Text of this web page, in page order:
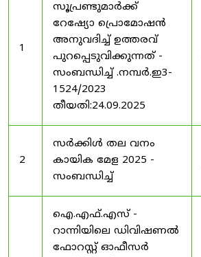
1
സൂപ്രണ്ടുമാർക്ക്
റേഷ്യോ പ്രൊമോഷൻ
അനുവദിച്ച് ഉത്തരവ്
പുറപ്പെടുവിക്കുന്നത് -
സംബന്ധിച്ച് .നമ്പർ.ഇ3-
1524/2023
തീയതി:24.09.2025
2
സർക്കിൾ തല വനം
കായിക മേള 2025 -
സംബന്ധിച്ച്
ഐ.എഫ്.എസ് -
റാന്നിയിലെ ഡിവിഷണൽ
ഫോറസ്റ്റ് ഓഫീസർ